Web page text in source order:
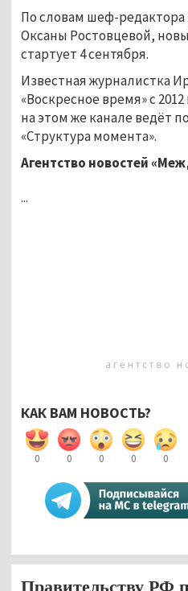
По словам шеф-редактора
Оксаны Ростовцевой,
стартует 4 сентября.
Известная журналистка
«Воскресное время» с 2012
на этом же канале ведёт
«Структура момента».
Агентство новостей
...
КАК ВАМ НОВОСТЬ?
0 0 0 0 0
Правительству РФ